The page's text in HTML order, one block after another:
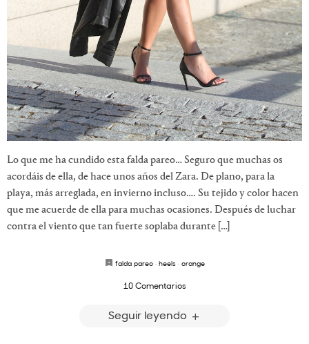
Lo que me ha cundido esta falda pareo… Seguro que muchas os
acordáis de ella, de hace unos años del Zara. De plano, para la
playa, más arreglada, en invierno incluso…. Su tejido y color hacen
que me acuerde de ella para muchas ocasiones. Después de luchar
contra el viento que tan fuerte soplaba durante […]
falda pareo· heels· orange
10 Comentarios
Seguir leyendo